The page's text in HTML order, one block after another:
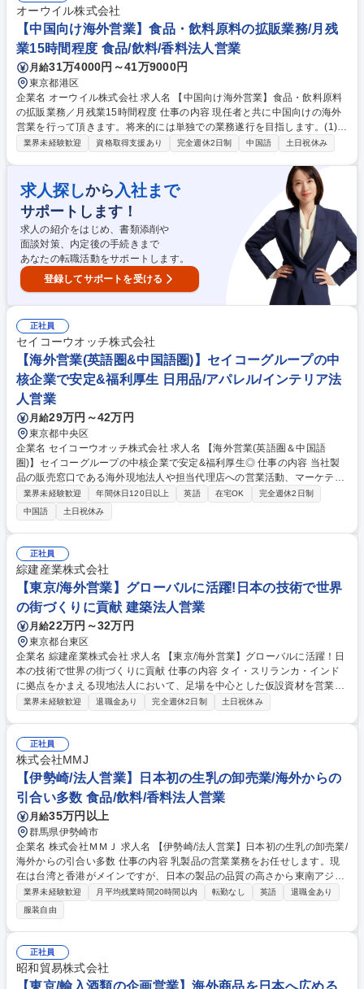
部門と緊密に連携し、納期や数量の社内調整を主導するほか、貿易書類の
手配や物流管理といった輸出実務まで一貫して完遂。 募集職種 【海外営
業】札幌★海外事業への本格的な注力を目指し組織拡大中★福利厚生◎
オーウイル株式会社
【中国向け海外営業】食品・飲料原料の拡販業務/月残
業15時間程度 食品/飲料/香料法人営業
月給31万4000円～41万9000円
東京都港区
企業名 オーウイル株式会社 求人名 【中国向け海外営業】食品・飲料原料
の拡販業務／月残業15時間程度 仕事の内容 現任者と共に中国向けの海外
営業を行って頂きます。将来的には単独での業務遂行を目指します。(1)食
品／飲料原料の仕入、および品質管理 (2)中国での食品/飲料原料の仕入先
る既存品（ビタミンC/烏龍茶/果物缶詰など）の仕入業務、製造立ち合い、
工場監査や契約交渉、価格交渉 等 (2)販売先が求める品質、価格にあった
原料を扱う仕入先の開拓や当社が扱ったことのない原料の開拓 (3)お客様
からご要望いただいているものを安定的に納めることを求められるケース
もあれば、自身で開拓した商材を提案をする場合もあります。 募集職種
【中国向け海外営業】食品・飲料原料の拡販業務／月残業15時間程度
業界未経験歓迎 資格取得支援あり 完全週休2日制 中国語 土日祝休み
求人探しから 入社まで
サポートします！
求人の紹介をはじめ、書類添削や
面談対策、内定後の手続きまで
あなたの転職活動をサポートします。
登録してサポートを受ける
正社員
セイコーウオッチ株式会社
【海外営業(英語圏&中国語圏)】セイコーグループの中
核企業で安定&福利厚生 日用品/アパレル/インテリア法
人営業
月給29万円～42万円
東京都中央区
企業名 セイコーウオッチ株式会社 求人名 【海外営業(英語圏＆中国語
圏)】セイコーグループの中核企業で安定&福利厚生◎ 仕事の内容 当社製
品の販売窓口である海外現地法人や担当代理店への営業活動、マーケティ
ング立案・推進をお任せします。海外現地法人と協働で、流通政策/商品政
策/マーケティング政策等の計画及び推進、高級流通の開拓やロ ーカル店
舗とのパートナーシップ強化も行います。アジア/北米/豪州/欧州/中近東/中
南米のいずれかを担当いただきます。入社後は本社での勤務が基本です
が、将来的に海外現地法人での駐在可能性がございます。■現地法人や代
理店の予算立案/予算管理■イベント・マーケティングサポート■各国・エ
リア特注モデルの推進■定期MTGの推進(売上計画/販売計画)■売上拡大の為
の販売プラン作成■本社他部門との調整、折衝業務 募集職種 【海外営業
(英語圏＆中国語圏)】セイコーグループの中核企業で安定&福利厚生◎
業界未経験歓迎 年間休日120日以上 英語 在宅OK
完全週休2日制
中国語
土日祝休み
正社員
綜建産業株式会社
【東京/海外営業】グローバルに活躍!日本の技術で世界
の街づくりに貢献 建築法人営業
月給22万円～32万円
東京都台東区
企業名 綜建産業株式会社 求人名 【東京/海外営業】グローバルに活躍！日
本の技術で世界の街づくりに貢献 仕事の内容 タイ・スリランカ・インド
に拠点をかまえる現地法人において、足場を中心とした仮設資材を営業し
ます。日系のゼネコン・代理店から現地ローカル企業の新規開拓まで、グ
代理店に対して仮設資材の営業、提案 ■現地営業スタッフや工場スタッフ
のマネジメント業務 ■アジア各国への営業活動、貿易業務■現地法人の新
設や拠点展開のサポート業務 ■現地ローカル企業への既存営業および新規
開拓営業 入社後1年以上は日本国内で営業業務の研修を積み、その後希望
にしたがって海外赴任となります 募集職種 【東京/海外営業】グローバル
に活躍！日本の技術で世界の街づくりに貢献
業界未経験歓迎 退職金あり 完全週休2日制 土日祝休み
正社員
株式会社MMJ
【伊勢崎/法人営業】日本初の生乳の卸売業/海外からの
引合い多数 食品/飲料/香料法人営業
月給35万円以上
群馬県伊勢崎市
企業名 株式会社ＭＭＪ 求人名 【伊勢崎/法人営業】日本初の生乳の卸売業/
海外からの引合い多数 仕事の内容 乳製品の営業業務をお任せします。現
在は台湾と香港がメインですが、日本の製品の品質の高さから東南アジア
などの新興国など海外からの需要も増えており、国内顧客に加えて海外顧
客向けの営業も担当して頂く予定。 乳製品は日持ちしずらく、日本の製品
を海外など遠方まで届けるのが難しくなっておりますが、今後は長期間日
持ちする製品をメーカーと共同開発し、より多くの方に日本の製品を届け
られるようにしていく予定です。 募集職種 【伊勢崎/法人営業】日本初の
生乳の卸売業/海外からの引合い多数
業界未経験歓迎 月平均残業時間20時間以内 転勤なし 英語
退職金あり
服装自由
正社員
昭和貿易株式会社
【東京/輸入酒類の企画営業】海外商品を日本へ広める